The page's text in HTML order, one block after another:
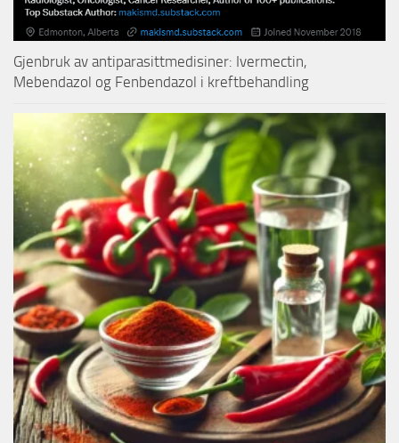
Gjenbruk av antiparasittmedisiner: Ivermectin,
Mebendazol og Fenbendazol i kreftbehandling